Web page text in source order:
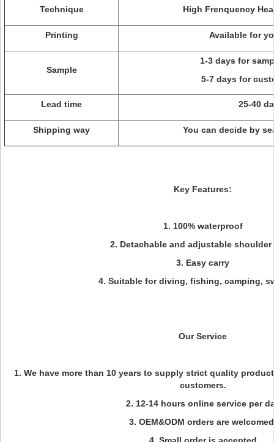
Technique High Frenquency
Printing Available for
Sample
1-3 days for
5-7 days for
Lead time 25-40
Shipping way You can decide by
Key Features:
1. 100% waterproof
2. Detachable and adjustable shoulder
3. Easy carry
4. Suitable for diving, fishing, camping,
Our Service
1. We have more than 10 years to supply strict quality
customers.
2. 12-14 hours online service per
3. OEM&ODM orders are